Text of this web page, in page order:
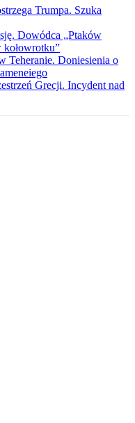
Trumpa. Szuka
Dowódca „Ptaków
Teheranie. Doniesienia o
Grecji. Incydent nad